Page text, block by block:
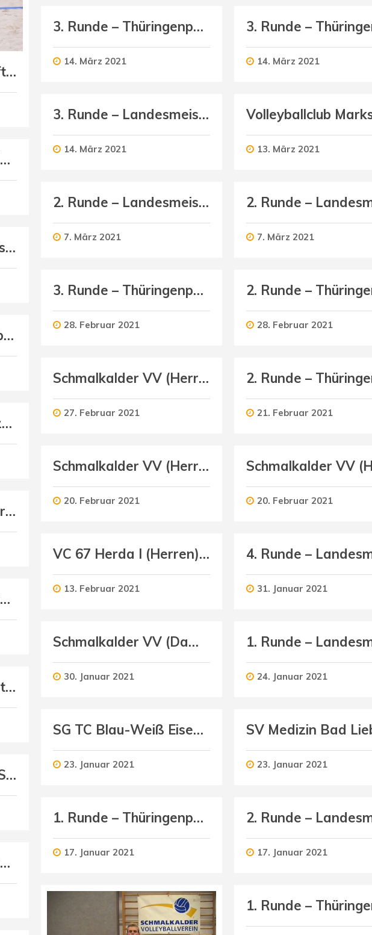
Challenge „Wer schafft die meisten Bagger-Zuspiele?“
Volleyball Club Gotha IV (Herren) : Schmalkalder VV (Herren II)
3. Runde – Landesmeisterschaft U13 weiblich
SV Stahl Unterwellenborn (Herren) : Schmalkalder VV (Herren I)
VV Werratal Bad Salzungen (Damen) : Schmalkalder VV (Damen)
Schmalkalder VV (Herren I) : SG Erfurt electronic (Herren)
2. Runde – Thüringenpokal U16 männlich
SV Creaton Großengottern (Herren) : Schmalkalder VV (Herren II)
VC Jena 08 (Herren) : Schmalkalder VV (Herren I)
2. Runde – Thüringenpokal U18 weiblich
3. Runde – Thüringenpokal U20 männlich
14. März 2021
3. Runde – Landesmeisterschaft U13 männlich
14. März 2021
2. Runde – Landesmeisterschaft U12 weiblich
7. März 2021
3. Runde – Thüringenpokal U18 weiblich
28. Februar 2021
Schmalkalder VV (Herren I) : Geraer Volleyballclub (Herren)
27. Februar 2021
Schmalkalder VV (Herren I) : 1.VSV Jena II (Herren)
20. Februar 2021
VC 67 Herda I (Herren) : Schmalkalder VV (Herren II)
13. Februar 2021
Schmalkalder VV (Damen) : SV Grün Weiß Wasungen (Damen)
30. Januar 2021
SG TC Blau-Weiß Eisenach (Herren) : Schmalkalder VV (Herren II)
23. Januar 2021
1. Runde – Thüringenpokal U16 weiblich
17. Januar 2021
14. März 2021
13. März 2021
7. März 2021
28. Februar 2021
21. Februar 2021
20. Februar 2021
31. Januar 2021
24. Januar 2021
23. Januar 2021
17. Januar 2021